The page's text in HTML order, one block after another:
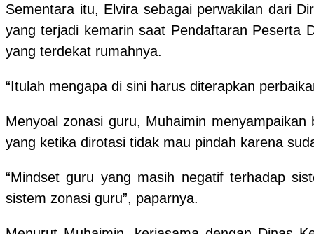
Sementara itu, Elvira sebagai perwakilan dari
yang terjadi kemarin saat Pendaftaran Peserta
yang terdekat rumahnya.
“Itulah mengapa di sini harus diterapkan
Menyoal zonasi guru, Muhaimin
yang ketika dirotasi tidak mau pindah karena
“Mindset guru yang masih negatif terhadap
sistem zonasi guru”, paparnya.